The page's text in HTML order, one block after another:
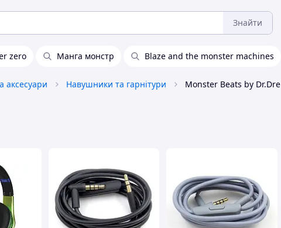
Знайти
zero Манга монстр Blaze and the monster machines
аксесуари Навушники та гарнітури Monster Beats by Dr.Dre